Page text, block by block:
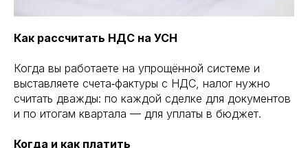
Как рассчитать НДС на УСН
Когда вы работаете на упрощённой системе и
выставляете счета‑фактуры с НДС, налог нужно
считать дважды: по каждой сделке для документов
и по итогам квартала — для уплаты в бюджет.
Когда и как платить